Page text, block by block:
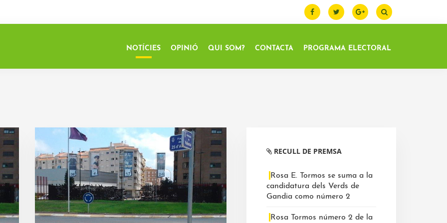
NOTÍCIES OPINIÓ QUI SOM? CONTACTA PROGRAMA ELECTORAL
lateralRECULL DE PREMSA
Rosa E. Tormos se suma a la
candidatura dels Verds de
Gandia como número 2
Rosa Tormos número 2 de la